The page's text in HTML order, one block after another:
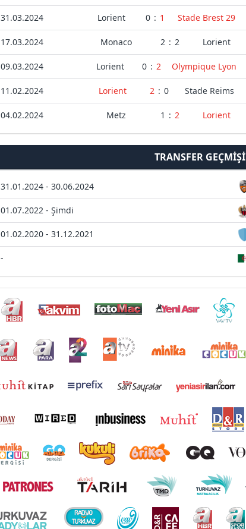
31.03.2024 Lorient 0 : 1 Stade Brest 29
17.03.2024 Monaco 2 : 2 Lorient
09.03.2024 Lorient 0 : 2 Olympique Lyon
11.02.2024 Lorient 2 : 0 Stade Reims
04.02.2024 Metz 1 : 2 Lorient
TRANSFER GEÇMIŞI
31.01.2024 - 30.06.2024
01.07.2022 - Şimdi
01.02.2020 - 31.12.2021
-